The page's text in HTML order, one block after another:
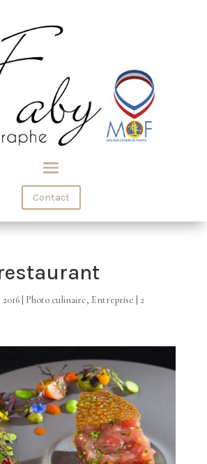
Contact
| Photo culinaire, Entreprise
2